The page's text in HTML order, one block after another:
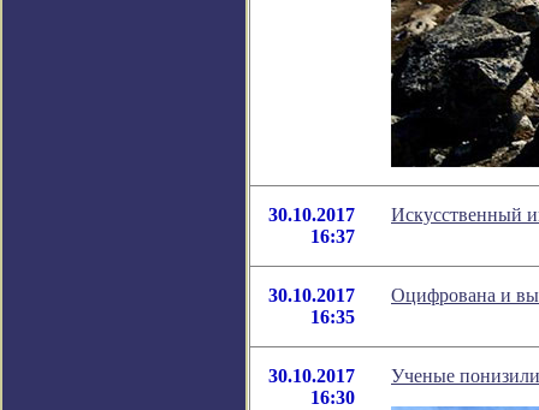
30.10.2017
16:37
Искусственный
30.10.2017
16:35
Оцифрована и
30.10.2017
16:30
Ученые понизили